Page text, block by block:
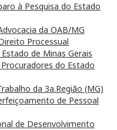
à Pesquisa do Estado
da OAB/MG
Processual
de Minas Gerais
do Estado
da 3a.Região (MG)
de Pessoal
de Desenvolvimento